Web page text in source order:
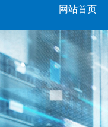
网站首页